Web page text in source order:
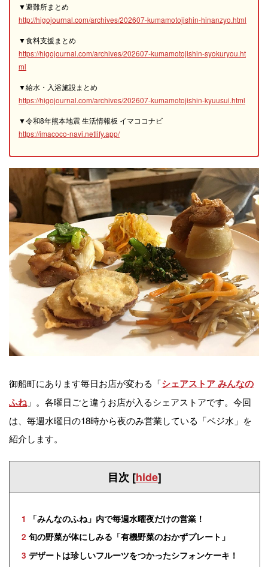
▼避難所まとめ
http://higojournal.com/archives/202607-kumamotojishin-hinanzyo.html
▼食料支援まとめ
https://higojournal.com/archives/202607-kumamotojishin-syokuryou.ht
ml
▼給水・入浴施設まとめ
https://higojournal.com/archives/202607-kumamotojishin-kyuusui.html
▼令和8年熊本地震 生活情報板 イマココナビ
https://imacoco-navi.netlify.app/
御船町にあります毎日お店が変わる「シェアストア みんなの
ふね 」。各曜日ごと違うお店が入るシェアストアです。今回
は、毎週水曜日の18時から夜のみ営業している「ベジ水」を
紹介します。
目次 [hide]
1
「みんなのふね」内で毎週水曜夜だけの営業！
2 旬の野菜が体にしみる「有機野菜のおかずプレート」
3 デザートは珍しいフルーツをつかったシフォンケーキ！